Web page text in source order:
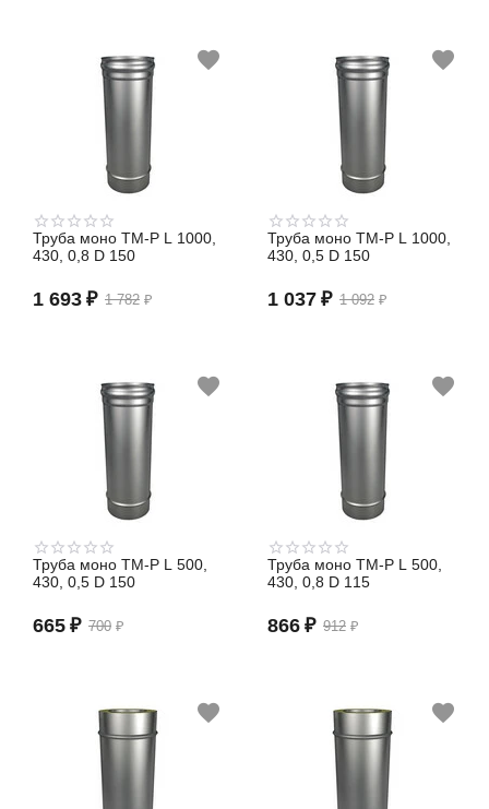
Труба моно TM-P L 1000,
430, 0,8 D 150
1 782 ₽
1 693 ₽
Труба моно TM-P L 1000,
430, 0,5 D 150
1 092 ₽
1 037 ₽
Труба моно TM-P L 500,
430, 0,5 D 150
700 ₽
665 ₽
Труба моно TM-P L 500,
430, 0,8 D 115
912 ₽
866 ₽